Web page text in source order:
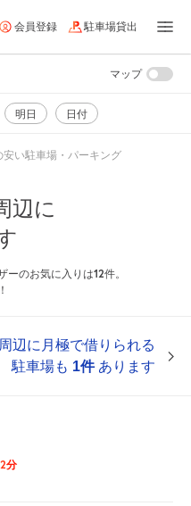
会員登録 駐車場貸出
明日 日付
マップ
安い駐車場・パーキング
辺に
ーのお気に入りは12件。
辺に月極で借りられる
駐車場も 1件あります
分